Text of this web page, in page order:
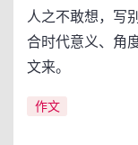
人之不敢想，写
合时代意义、角
文来。
作文